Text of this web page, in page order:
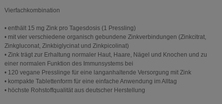
Vierfachkombination
• enthält 15 mg Zink pro Tagesdosis (1 Pressling)
• mit vier verschiedene organisch gebundene Zinkverbindungen (Zinkcitrat,
Zinkgluconat, Zinkbiglycinat und Zinkpicolinat)
• Zink trägt zur Erhaltung normaler Haut, Haare, Nägel und Knochen und zu
einer normalen Funktion des Immunsystems bei
• 120 vegane Presslinge für eine langanhaltende Versorgung mit Zink
• kompakte Tablettenform für eine einfache Anwendung im Alltag
• höchste Rohstoffqualität aus deutscher Herstellung